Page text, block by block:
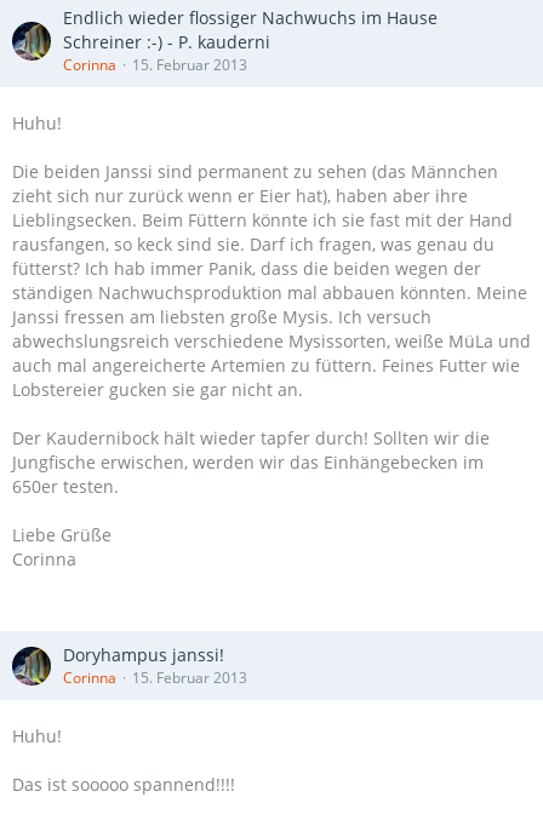
Endlich wieder flossiger Nachwuchs im Hause
Schreiner :-) - P. kauderni
Corinna 15. Februar 2013
Huhu!
Die beiden Janssi sind permanent zu sehen (das Männchen
zieht sich nur zurück wenn er Eier hat), haben aber ihre
Lieblingsecken. Beim Füttern könnte ich sie fast mit der Hand
rausfangen, so keck sind sie. Darf ich fragen, was genau du
fütterst? Ich hab immer Panik, dass die beiden wegen der
ständigen Nachwuchsproduktion mal abbauen könnten. Meine
Janssi fressen am liebsten große Mysis. Ich versuch
abwechslungsreich verschiedene Mysissorten, weiße MüLa und
auch mal angereicherte Artemien zu füttern. Feines Futter wie
Lobstereier gucken sie gar nicht an.
Der Kaudernibock hält wieder tapfer durch! Sollten wir die
Jungfische erwischen, werden wir das Einhängebecken im
650er testen.
Liebe Grüße
Corinna
Doryhampus janssi!
Corinna 15. Februar 2013
Huhu!
Das ist sooooo spannend!!!!